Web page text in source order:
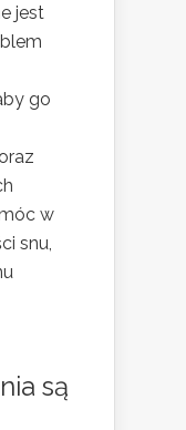
jest
go
w
snu,
są